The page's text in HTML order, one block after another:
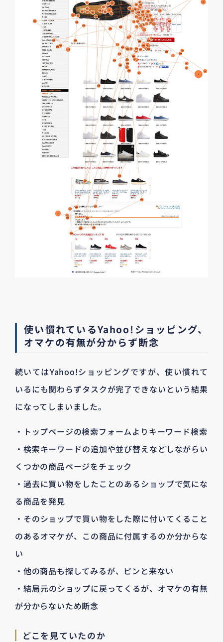
使い慣れているYahoo!ショッピング、
オマケの有無が分からず断念
続いてはYahoo!ショッピングですが、使い慣れて
いるにも関わらずタスクが完了できないという結果
になってしまいました。
・トップページの検索フォームよりキーワード検索
・検索キーワードの追加や並び替えなどしながらい
くつかの商品ページをチェック
・過去に買い物をしたことのあるショップで気にな
る商品を発見
・そのショップで買い物をした際に付いてくること
のあるオマケが、この商品に付属するのか分からな
い
・他の商品も探してみるが、ピンと来ない
・結局元のショップに戻ってくるが、オマケの有無
が分からないため断念
どこを見ていたのか